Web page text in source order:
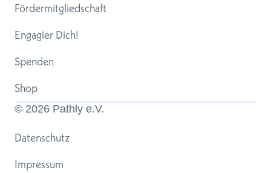
Fördermitgliedschaft
Engagier Dich!
Spenden
Shop
© 2026 Pathly e.V.
Datenschutz
Impressum